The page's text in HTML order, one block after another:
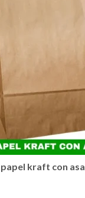
kraft con